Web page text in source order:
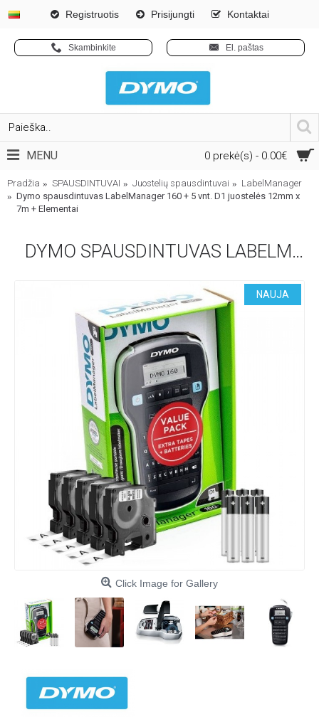
Registruotis Prisijungti Kontaktai
Skambinkite El. paštas
0 prekė(s) - 0.00€
MENU
Pradžia SPAUSDINTUVAI Juostelių spausdintuvai
LabelManager
Dymo spausdintuvas LabelManager 160 + 5 vnt. D1 juostelės 12mm x
7m + Elementai
DYMO SPAUSDINTUVAS LABELMANAGER 160 + 5 VNT. D1 JUOSTELĖS 12MM X 7M + ELEMENTAI
NAUJA
Click Image for Gallery